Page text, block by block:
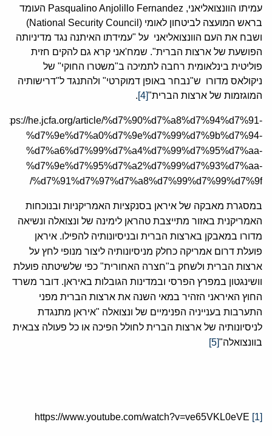
עמיתו הוונצואליאני, Pasqualino Anjolillo Fernandez העומד
בראש המועצה לביטחון לאומי (National Security Council)
ושבח את העם הוונצואליאני על "עמידתו האיתנה נגד מדיניותה
הפושעת של ארצות הברית". שמח'אני קרא גם להקים חזית
פוליטית בינלאומית רחבה לתמיכה ב"משטרו החוקי" של
ניקולאס מדורו ש"נבחר באופן דמוקרטי" ולהתנגד ל"דרישותיה
המוגזמות של ארצות הברית"[4]
.
https://he.jcfa.org/article/%d7%90%d7%a8%d7%94%d7%91-
%d7%9e%d7%a0%d7%9e%d7%99%d7%9b%d7%94-
%d7%a6%d7%99%d7%a4%d7%99%d7%95%d7%aa-
%d7%9e%d7%95%d7%a2%d7%99%d7%93%d7%aa-
%d7%91%d7%97%d7%a8%d7%99%d7%99%d7%9f/
במסגרת מאבקה של איראן בסנקציות האמריקניות ובנוכחות
האמריקנית באזור מתייצבת טהראן לימינה של ונצואלה ונשיאה
מדורו במאבקן בארצות הברית ובניסיונותיה להפילו. איראן
פועלת דרום אמריקה כחלק מניסיונותיה ליצור מנופי לחץ על
ארצות הברית ולשחק ב"חצרה האחורית" כפי שלשיטתה פועלת
וושינגטון במפרץ הפרסי ובמדינות הגובלות באיראן. דובר משרד
החוץ האיראני הזהיר במאי השנה את ארצות הברית מפני
התערבות בענייניה הפנימיים של ונצואלה "איראן מתנגדת
לניסיונותיה של ארצות הברית לחולל הפיכה או כל פעולה צבאית
בוונצואלה"[5]
[1]